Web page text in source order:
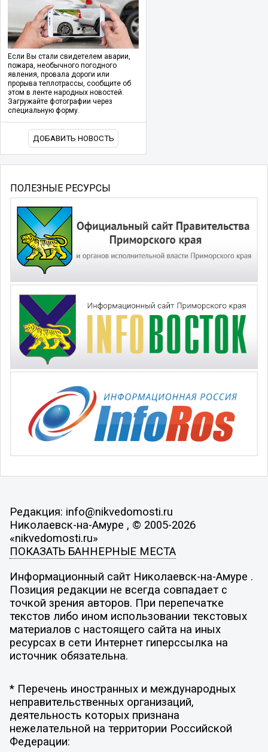
Если Вы стали свидетелем аварии,
пожара, необычного погодного
явления, провала дороги или
прорыва теплотрассы, сообщите об
этом в ленте народных новостей.
Загружайте фотографии через
специальную форму.
ДОБАВИТЬ НОВОСТЬ
ПОЛЕЗНЫЕ РЕСУРСЫ
Редакция: info@nikvedomosti.ru
Николаевск-на-Амуре , © 2005-2026
«nikvedomosti.ru»
ПОКАЗАТЬ БАННЕРНЫЕ МЕСТА
Информационный сайт Николаевск-на-Амуре .
Позиция редакции не всегда совпадает с
точкой зрения авторов. При перепечатке
текстов либо ином использовании текстовых
материалов с настоящего сайта на иных
ресурсах в сети Интернет гиперссылка на
источник обязательна.
* Перечень иностранных и международных
неправительственных организаций,
деятельность которых признана
нежелательной на территории Российской
Федерации: